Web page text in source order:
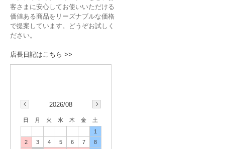
客さまに安心してお使いいただける
価値ある商品をリーズナブルな価格
で提案しています。どうぞお試しく
ださい。
店長日記はこちら >>
2026/08
日 月 火 水 木 金
土
1
2
3 4 5 6 7
8